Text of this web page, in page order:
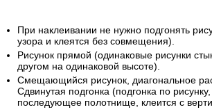
При наклеивании не нужно подгонять
узора и клеятся без совмещения).
Рисунок прямой (одинаковые рисунки
другом на одинаковой высоте).
Смещающийся рисунок, диагональное
Сдвинутая подгонка (подгонка по рисунку,
последующее полотнище, клеится с